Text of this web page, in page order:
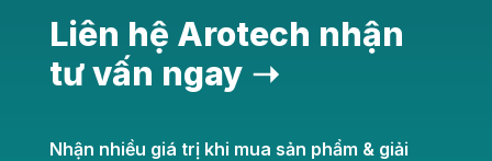
Liên hệ Arotech nhận
tư vấn ngay ➝
Nhận nhiều giá trị khi mua sản phẩm & giải